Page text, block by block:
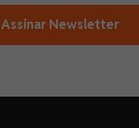
Assinar Newsletter